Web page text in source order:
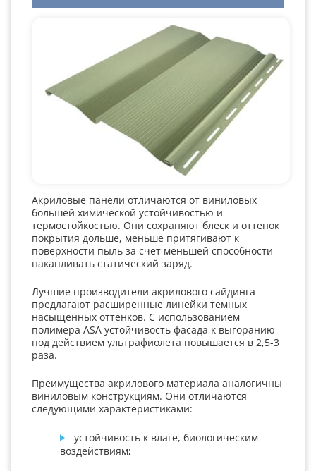
Акриловые панели отличаются от виниловых
большей химической устойчивостью и
термостойкостью. Они сохраняют блеск и оттенок
покрытия дольше, меньше притягивают к
поверхности пыль за счет меньшей способности
накапливать статический заряд.
Лучшие производители акрилового сайдинга
предлагают расширенные линейки темных
насыщенных оттенков. С использованием
полимера ASA устойчивость фасада к выгоранию
под действием ультрафиолета повышается в 2,5-3
раза.
Преимущества акрилового материала аналогичны
виниловым конструкциям. Они отличаются
следующими характеристиками:
устойчивость к влаге, биологическим
воздействиям;